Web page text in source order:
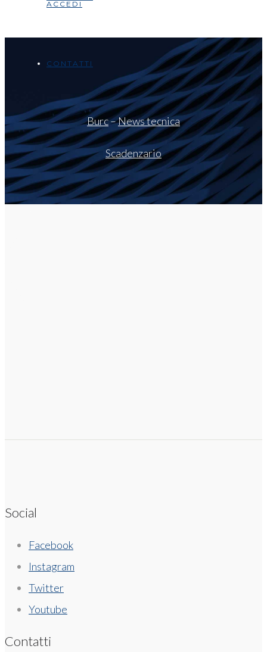
ACCEDI
CONTATTI
Burc–News tecnica
Scadenzario
Social
Facebook
Instagram
Twitter
Youtube
Contatti